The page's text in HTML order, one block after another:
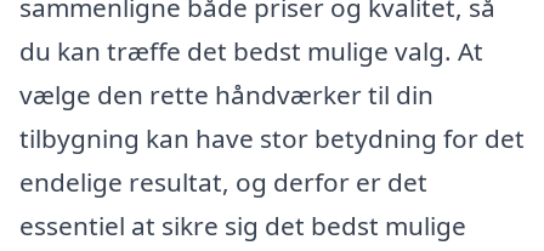
sammenligne både priser og kvalitet, så
du kan træffe det bedst mulige valg. At
vælge den rette håndværker til din
tilbygning kan have stor betydning for det
endelige resultat, og derfor er det
essentiel at sikre sig det bedst mulige